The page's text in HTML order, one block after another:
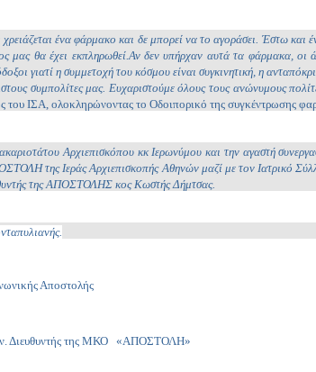
ένα φάρμακο και δε μπορεί να το αγοράσει. Έστω και
θα έχει εκπληρωθεί.Αν δεν υπήρχαν αυτά τα φάρμακα, οι
γιατί η συμμετοχή του κόσμου είναι συγκινητική, η
συμπολίτες μας. Ευχαριστούμε όλους τους ανώνυμους
του ΙΣΑ, ολοκληρώνοντας το Οδοιπορικό της συγκέντρωσης
Αρχιεπισκόπου κκ Ιερωνύμου και την αγαστή
της Ιεράς Αρχιεπισκοπής Αθηνών μαζί με τον Ιατρικό
της ΑΠΟΣΤΟΛΗΣ κος Κωστής Δήμτσας.
Αποστολής
της ΜΚΟ «ΑΠΟΣΤΟΛΗ»